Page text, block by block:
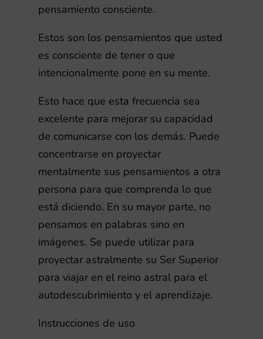
pensamiento consciente.
Estos son los pensamientos que usted
es consciente de tener o que
intencionalmente pone en su mente.
Esto hace que esta frecuencia sea
excelente para mejorar su capacidad
de comunicarse con los demás. Puede
concentrarse en proyectar
mentalmente sus pensamientos a otra
persona para que comprenda lo que
está diciendo. En su mayor parte, no
pensamos en palabras sino en
imágenes. Se puede utilizar para
proyectar astralmente su Ser Superior
para viajar en el reino astral para el
autodescubrimiento y el aprendizaje.
Instrucciones de uso